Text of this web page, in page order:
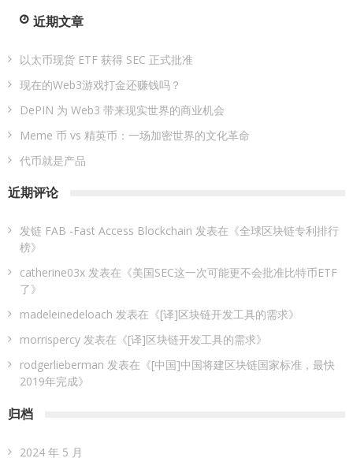
近期文章
以太币现货 ETF 获得 SEC 正式批准
现在的Web3游戏打金还赚钱吗？
DePIN 为 Web3 带来现实世界的商业机会
Meme 币 vs 精英币：一场加密世界的文化革命
代币就是产品
近期评论
发链 FAB -Fast Access Blockchain 发表在《全球区块链专利排行
榜》
catherine03x 发表在《美国SEC这一次可能更不会批准比特币ETF
了》
madeleinedeloach 发表在《[译]区块链开发工具的需求》
morrispercy 发表在《[译]区块链开发工具的需求》
rodgerlieberman 发表在《[中国]中国将建区块链国家标准，最快
2019年完成》
归档
2024 年 5 月